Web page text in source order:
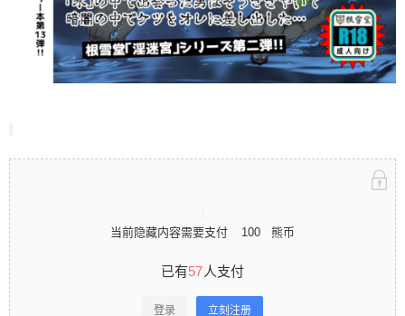
当前隐藏内容需要支付 100 熊币
已有57人支付
登录 立刻注册